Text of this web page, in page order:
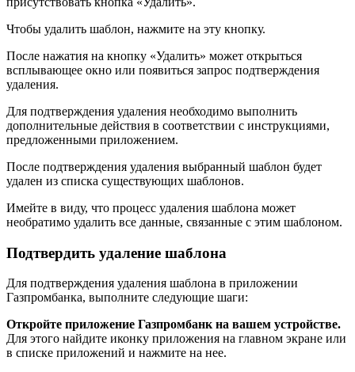
Чтобы удалить шаблон, нажмите на эту кнопку.
После нажатия на кнопку «Удалить» может открыться
всплывающее окно или появиться запрос подтверждения
удаления.
Для подтверждения удаления необходимо выполнить
дополнительные действия в соответствии с инструкциями,
предложенными приложением.
После подтверждения удаления выбранный шаблон будет
удален из списка существующих шаблонов.
Имейте в виду, что процесс удаления шаблона может
необратимо удалить все данные, связанные с этим шаблоном.
Подтвердить удаление шаблона
Для подтверждения удаления шаблона в приложении
Газпромбанка, выполните следующие шаги:
Откройте приложение Газпромбанк на вашем устройстве.
Для этого найдите иконку приложения на главном экране или
в списке приложений и нажмите на нее.